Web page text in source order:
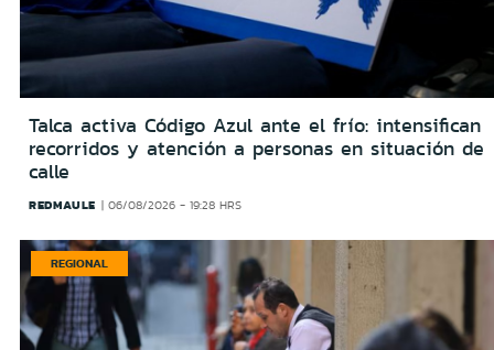
Talca activa Código Azul ante el frío: intensifican
recorridos y atención a personas en situación de
calle
REDMAULE 06/08/2026 - 19:28 HRS
REGIONAL